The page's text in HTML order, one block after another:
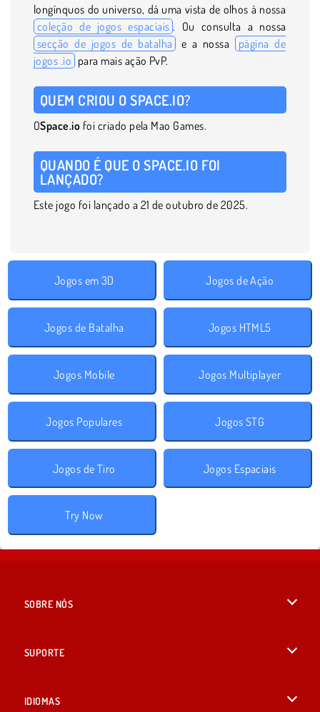
longínquos do universo, dá uma vista de olhos à nossa
coleção de jogos espaciais . Ou consulta a nossa
secção de jogos de batalha
e a nossa
página de
jogos .io para mais ação PvP.
QUEM CRIOU O SPACE.IO?
OSpace.io foi criado pela Mao Games.
QUANDO É QUE O SPACE.IO FOI
LANÇADO?
Este jogo foi lançado a 21 de outubro de 2025.
Jogos em 3D Jogos de Ação
Jogos de Batalha Jogos HTML5
Jogos Mobile Jogos Multiplayer
Jogos Populares Jogos STG
Jogos de Tiro Jogos Espaciais
Try Now
SOBRE NÓS
SUPORTE
IDIOMAS